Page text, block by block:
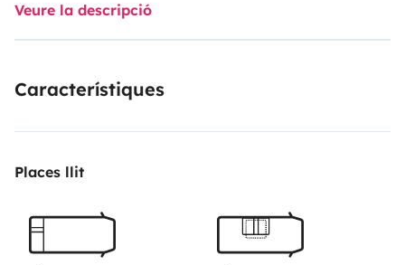
car. Dîner entre amis, soirée détente ou jeux de société
en famille, se mettre autour de la table est toujours un
chambre dispose d'un grand lit superposé 2 personnes,
au sein d’une vaste salle de bain.
Soute accessible de l’intérieur et de l'extérieur.
Veure la descripció
Característiques
Places llit